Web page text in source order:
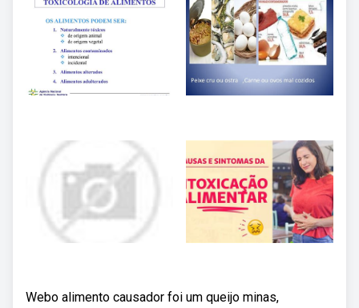
Webo alimento causador foi um queijo minas,